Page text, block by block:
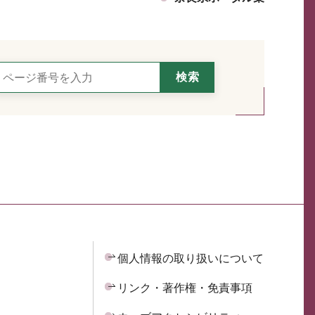
個人情報の取り扱いについて
リンク・著作権・免責事項